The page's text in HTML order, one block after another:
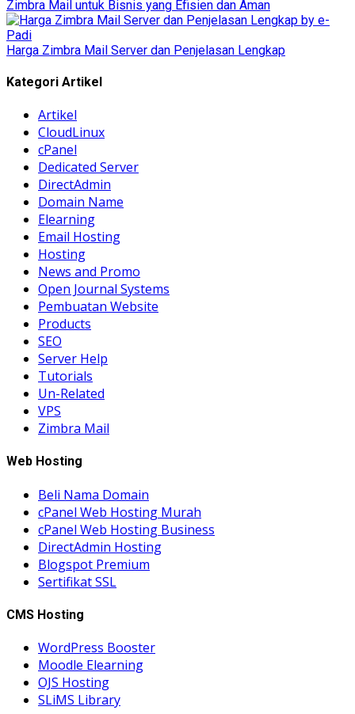
Zimbra Mail untuk Bisnis yang Efisien dan Aman
Harga Zimbra Mail Server dan Penjelasan Lengkap
Kategori Artikel
Artikel
CloudLinux
cPanel
Dedicated Server
DirectAdmin
Domain Name
Elearning
Email Hosting
Hosting
News and Promo
Open Journal Systems
Pembuatan Website
Products
SEO
Server Help
Tutorials
Un-Related
VPS
Zimbra Mail
Web Hosting
Beli Nama Domain
cPanel Web Hosting Murah
cPanel Web Hosting Business
DirectAdmin Hosting
Blogspot Premium
Sertifikat SSL
CMS Hosting
WordPress Booster
Moodle Elearning
OJS Hosting
SLiMS Library